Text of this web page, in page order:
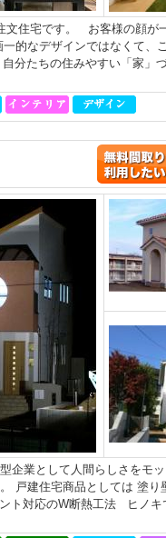
文住宅です。 お客様の顔が
的なデザインではなくて、
たちの住みやすい「家」づ
企業として人間らしさをモ
戸建住宅商品としては 塗り
ト対応のW断熱工法 ヒノキ